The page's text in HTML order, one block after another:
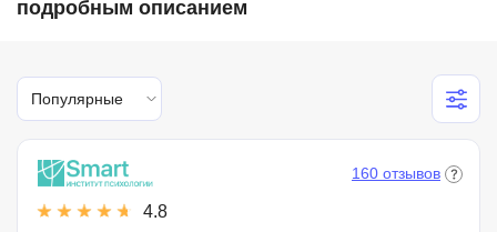
подробным описанием
Популярные
4.8
160 отзывов